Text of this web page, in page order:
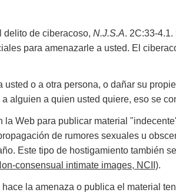
delito de ciberacoso, N.J.S.A. 2C:33-
para amenazarle a usted. El
o a otra persona, o dañar su
alguien a quien usted quiere, eso se
Web para publicar material
de rumores sexuales u
Este tipo de hostigamiento también
consensual intimate images, NCII).
la amenaza o publica el material